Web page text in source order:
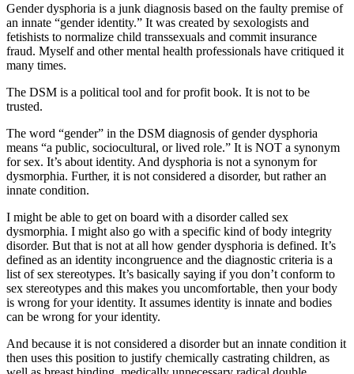
Gender dysphoria is a junk diagnosis based on the faulty premise of
an innate “gender identity.” It was created by sexologists and
fetishists to normalize child transsexuals and commit insurance
fraud. Myself and other mental health professionals have critiqued it
many times.
The DSM is a political tool and for profit book. It is not to be
trusted.
The word “gender” in the DSM diagnosis of gender dysphoria
means “a public, sociocultural, or lived role.” It is NOT a synonym
for sex. It’s about identity. And dysphoria is not a synonym for
dysmorphia. Further, it is not considered a disorder, but rather an
innate condition.
I might be able to get on board with a disorder called sex
dysmorphia. I might also go with a specific kind of body integrity
disorder. But that is not at all how gender dysphoria is defined. It’s
defined as an identity incongruence and the diagnostic criteria is a
list of sex stereotypes. It’s basically saying if you don’t conform to
sex stereotypes and this makes you uncomfortable, then your body
is wrong for your identity. It assumes identity is innate and bodies
can be wrong for your identity.
And because it is not considered a disorder but an innate condition it
then uses this position to justify chemically castrating children, as